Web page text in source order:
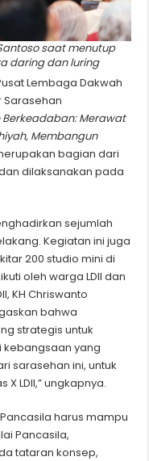
saat menutup
daring dan luring
Lembaga Dakwah
Sarasehan
Berkeadaban: Merawat
Membangun
bagian dari
dilaksanakan pada
sejumlah
Kegiatan ini juga
200 studio mini di
oleh warga LDII dan
KH Chriswanto
bahwa
strategis untuk
yang
sarasehan ini, untuk
LDII,” ungkapnya.
harus mampu
Pancasila,
tataran konsep,